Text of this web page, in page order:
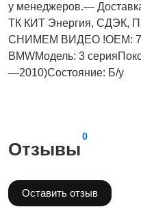
у менеджеров.—
ТК КИТ Энергия,
СНИМЕМ ВИДЕО !OEM:
BMWМодель: 3
—2010)Состояние: Б/у
Отзывы
0
Оставить отзыв